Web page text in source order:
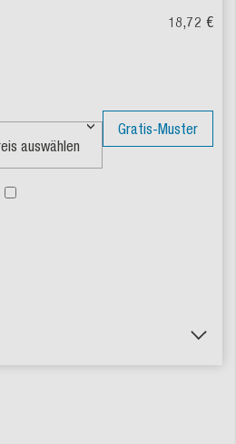
18,72 €
Gratis-Muster